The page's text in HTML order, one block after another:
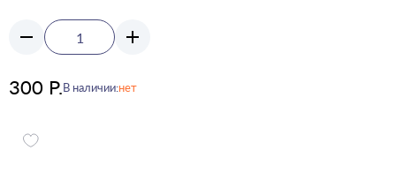
300 Р.В наличии:нет